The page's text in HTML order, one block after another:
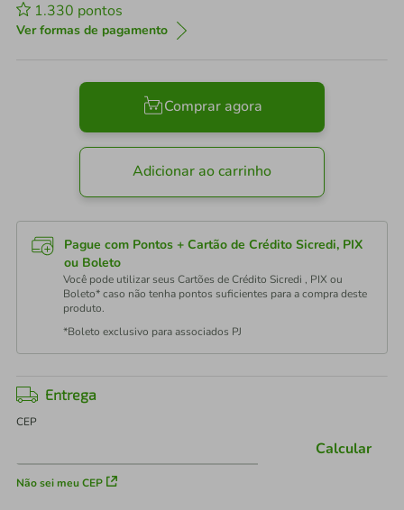
1.330 pontos
Ver formas de pagamento
Comprar agora
Adicionar ao carrinho
Pague com Pontos + Cartão de Crédito Sicredi, PIX
ou Boleto
Você pode utilizar seus Cartões de Crédito Sicredi , PIX ou
Boleto* caso não tenha pontos suficientes para a compra deste
produto.
*Boleto exclusivo para associados PJ
Entrega
CEP
Não sei meu CEP
Calcular